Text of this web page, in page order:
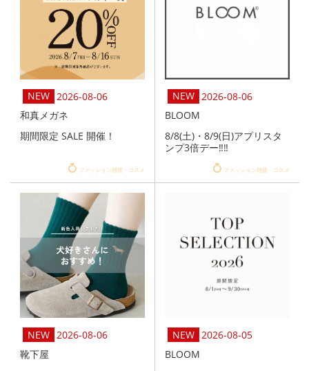
2026-08-06
和真メガネ
期間限定 SALE 開催！
ファッション雑貨・コスメ
2026-08-06
BLOOM
8/8(土)・8/9(日)アプリスタ
ンプ3倍デー‼️‼️
ファッション雑貨・コスメ
2026-08-06
靴下屋
2026-08-05
BLOOM